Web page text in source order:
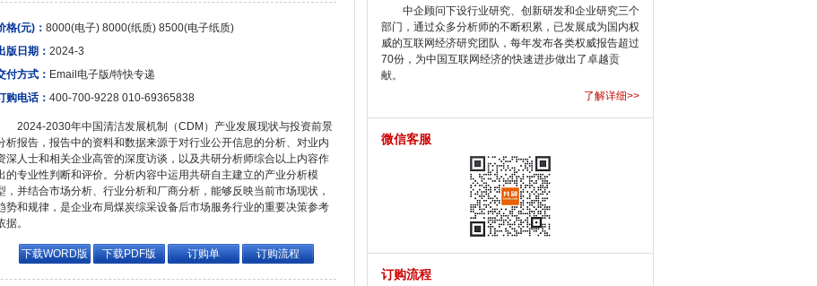
格(元)： 8000(电子) 8000(纸质) 8500(电子纸质)
版日期： 2024-3
付方式： Email电子版/特快专递
购电话： 400-700-9228 010-69365838
2024-2030年中国清洁发展机制（CDM）产业发展现状与投资前景
析报告，报告中的资料和数据来源于对行业公开信息的分析、对业内
深人士和相关企业高管的深度访谈，以及共研分析师综合以上内容作
的专业性判断和评价。分析内容中运用共研自主建立的产业分析模
，并结合市场分析、行业分析和厂商分析，能够反映当前市场现状，
势和规律，是企业布局煤炭综采设备后市场服务行业的重要决策参考
据。
下载WORD版 下载PDF版 订购单 订购流程
中企顾问下设行业研究、创新研发和企业研究三个
部门，通过众多分析师的不断积累，已发展成为国内权
威的互联网经济研究团队，每年发布各类权威报告超过
70份，为中国互联网经济的快速进步做出了卓越贡
献。
了解详细>>
微信客服
订购流程